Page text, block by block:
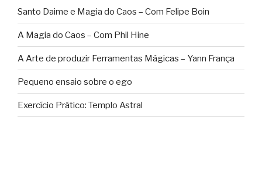
Santo Daime e Magia do Caos – Com Felipe Boin
A Magia do Caos – Com Phil Hine
A Arte de produzir Ferramentas Mágicas – Yann França
Pequeno ensaio sobre o ego
Exercício Prático: Templo Astral